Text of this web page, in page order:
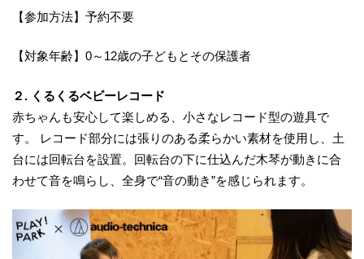
【参加方法】予約不要
【対象年齢】0～12歳の子どもとその保護者
２. くるくるベビーレコード
赤ちゃんも安心して楽しめる、小さなレコード型の遊具で
す。 レコード部分には張りのある柔らかい素材を使用し、土
台には回転台を設置。回転台の下に仕込んだ木琴が動きに合
わせて音を鳴らし、全身で“音の動き”を感じられます。